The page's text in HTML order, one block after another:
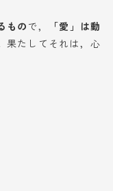
もの で，
「愛」は動
果たしてそれは，心